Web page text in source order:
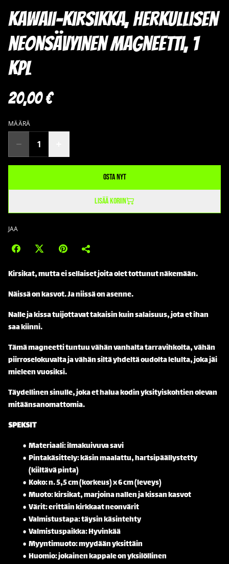
Kawaii-kirsikka, herkullisen
neonsävyinen magneetti, 1
kpl
20,00 €
MÄÄRÄ
Osta nyt
Lisää koriin
JAA
Kirsikat, mutta ei sellaiset joita olet tottunut näkemään.
Näissä on kasvot. Ja niissä on asenne.
Nalle ja kissa tuijottavat takaisin kuin salaisuus, jota et ihan
saa kiinni.
Tämä magneetti tuntuu vähän vanhalta tarravihkolta, vähän
piirroselokuvalta ja vähän siltä yhdeltä oudolta lelulta, joka jäi
mieleen vuosiksi.
Täydellinen sinulle, joka et halua kodin yksityiskohtien olevan
mitäänsanomattomia.
SPEKSIT
Materiaali: ilmakuivuva savi
Pintakäsittely: käsin maalattu, hartsipäällystetty
(kiiltävä pinta)
Koko: n. 5,5 cm (korkeus) x 6 cm (leveys)
Muoto: kirsikat, marjoina nallen ja kissan kasvot
Värit: erittäin kirkkaat neonvärit
Valmistustapa: täysin käsintehty
Valmistuspaikka: Hyvinkää
Myyntimuoto: myydään yksittäin
Huomio: jokainen kappale on yksilöllinen